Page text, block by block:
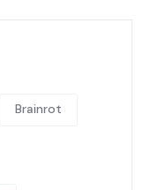
Brainrot